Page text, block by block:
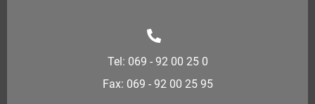
Tel: 069 - 92 00 25 0
Fax: 069 - 92 00 25 95